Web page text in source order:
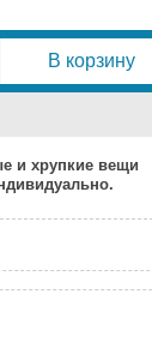
В корзину
и хрупкие вещи